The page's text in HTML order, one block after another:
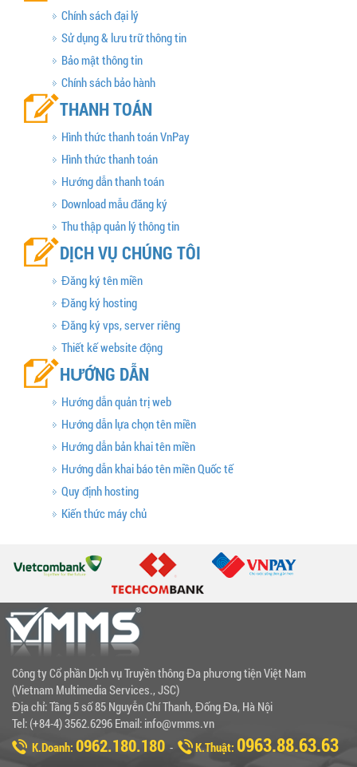
Chính sách đại lý
Sử dụng & lưu trữ thông tin
Bảo mật thông tin
Chính sách bảo hành
THANH TOÁN
Hình thức thanh toán VnPay
Hình thức thanh toán
Hướng dẫn thanh toán
Download mẫu đăng ký
Thu thập quản lý thông tin
DỊCH VỤ CHÚNG TÔI
Đăng ký tên miền
Đăng ký hosting
Đăng ký vps, server riêng
Thiết kế website động
HƯỚNG DẪN
Hướng dẫn quản trị web
Hướng dẫn lựa chọn tên miền
Hướng dẫn bản khai tên miền
Hướng dẫn khai báo tên miền Quốc tế
Quy định hosting
Kiến thức máy chủ
Công ty Cổ phần Dịch vụ Truyền thông Đa phương tiện Việt Nam
(Vietnam Multimedia Services., JSC)
Địa chỉ: Tầng 5 số 85 Nguyễn Chí Thanh, Đống Đa, Hà Nội
Tel: (+84-4) 3562.6296 Email: info@vmms.vn
K.Doanh: 0962.180.180 - K.Thuật: 0963.88.63.63